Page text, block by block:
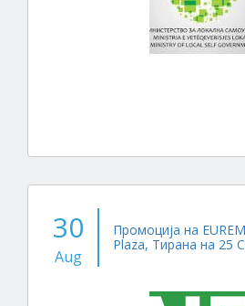
30
Aug
Промоција на
Plaza, Тирана на 25